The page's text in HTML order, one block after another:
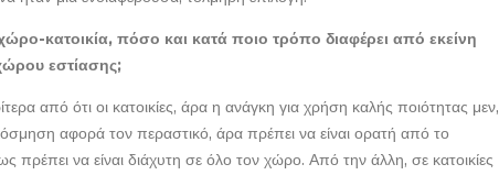
κατοικία, πόσο και κατά ποιο τρόπο διαφέρει από εκείνη
εστίασης;
από ότι οι κατοικίες, άρα η ανάγκη για χρήση καλής ποιότητας μεν,
αφορά τον περαστικό, άρα πρέπει να είναι ορατή από το
να είναι διάχυτη σε όλο τον χώρο. Από την άλλη, σε κατοικίες